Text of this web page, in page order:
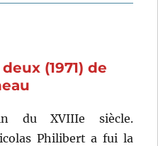
Nous
ensemble
Maurice
Pialat
(1971) de
du XVIIIe siècle.
Philibert a fui la